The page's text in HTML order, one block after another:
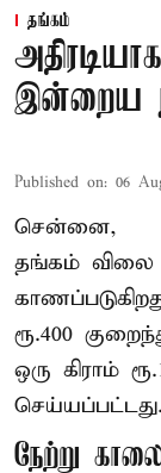
தங்கம்
இன்றைய
Published on: 06
சென்னை,
தங்கம் விலை
ரூ.400
ஒரு கிராம்
செய்யப்பட்டது.
நேற்று